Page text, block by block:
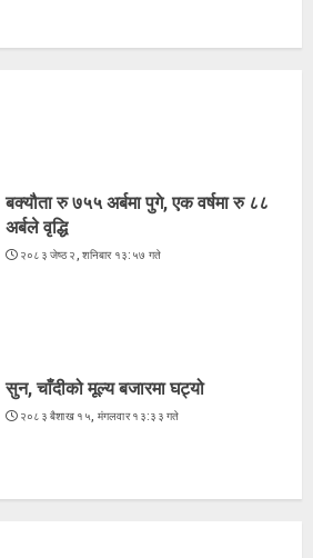
बक्यौता रु ७५५ अर्बमा पुगे, एक वर्षमा रु ८८
अर्बले वृद्धि
२०८३ जेष्ठ २, शनिबार १३:५७ गते
सुन, चाँदीको मूल्य बजारमा घट्यो
२०८३ बैशाख १५, मंगलवार १३:३३ गते
२०८३ श्रावण २२, शुक्रबार १३:५४ गते
२०८३ श्रावण २२, शुक्रबार १२:५१ गते